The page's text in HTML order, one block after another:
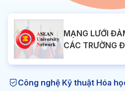
MẠNG LƯỚI
CÁC TRƯỜNG
Công nghệ Kỹ thuật Hóa